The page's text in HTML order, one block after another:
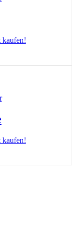
kaufen!
kaufen!